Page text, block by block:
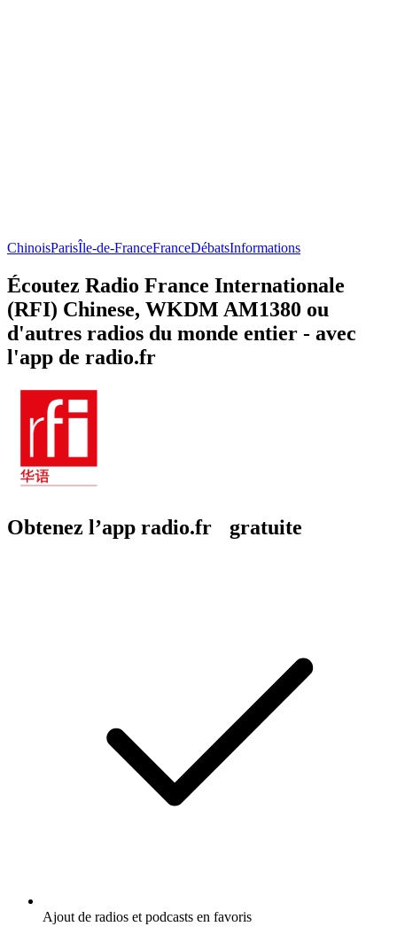
ChinoisParisÎle-de-FranceFranceDébatsInformations
Écoutez Radio France Internationale
(RFI) Chinese, WKDM AM1380 ou
d'autres radios du monde entier - avec
l'app de radio.fr
Obtenez l’app radio.fr gratuite
Ajout de radios et podcasts en favoris